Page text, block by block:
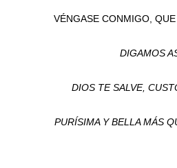
VÉNGASE CONMIGO,
DIGAMOS
DIOS TE SALVE,
PURÍSIMA Y BELLA MÁS